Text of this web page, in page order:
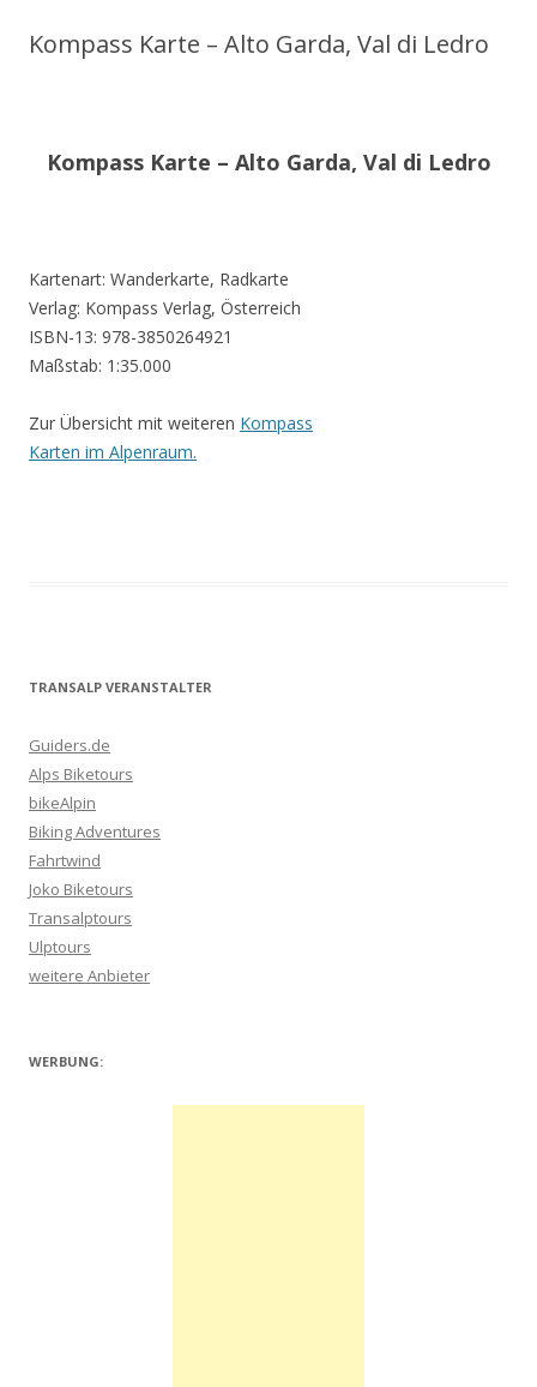
Kompass Karte – Alto Garda, Val di Ledro
Kompass Karte – Alto Garda, Val di Ledro
Kartenart: Wanderkarte, Radkarte
Verlag: Kompass Verlag, Österreich
ISBN-13: 978-3850264921
Maßstab: 1:35.000
Zur Übersicht mit weiteren Kompass
Karten im Alpenraum.
TRANSALP VERANSTALTER
Guiders.de
Alps Biketours
bikeAlpin
Biking Adventures
Fahrtwind
Joko Biketours
Transalptours
Ulptours
weitere Anbieter
WERBUNG: